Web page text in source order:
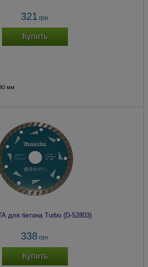
321 грн.
Купить
мм
для бетона Turbo (D-52803)
338грн.
Купить